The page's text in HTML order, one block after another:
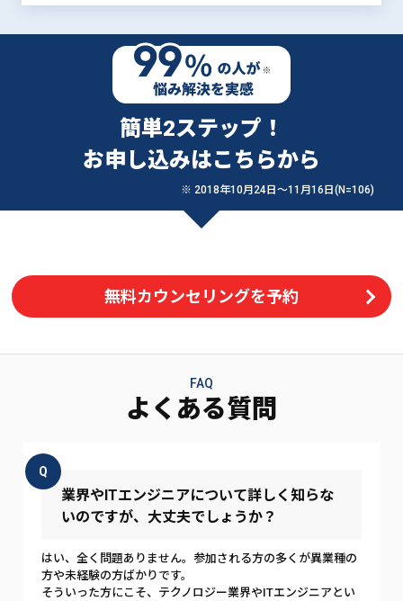
簡単2ステップ！
お申し込みはこちらから
※ 2018年10月24日〜11月16日(N=106)
無料カウンセリングを予約
FAQ
よくある質問
Q
業界やITエンジニアについて詳しく知らな
いのですが、大丈夫でしょうか？
はい、全く問題ありません。参加される方の多くが異業種の
方や未経験の方ばかりです。
そういった方にこそ、テクノロジー業界やITエンジニアとい